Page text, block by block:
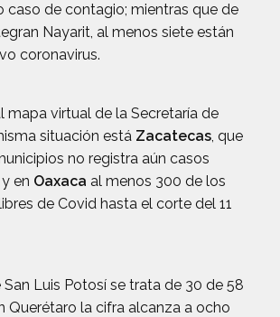
caso de contagio; mientras que de
Nayarit, al menos siete están
coronavirus.
mapa virtual de la Secretaría de
situación está Zacatecas, que
no registra aún casos
en Oaxaca al menos 300 de los
de Covid hasta el corte del 11
San Luis Potosí se trata de 30 de 58
Querétaro la cifra alcanza a ocho